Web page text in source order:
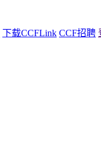
下载CCFLink CCF招聘